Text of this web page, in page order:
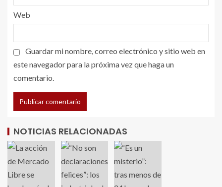
Web
Guardar mi nombre, correo electrónico y sitio web en
este navegador para la próxima vez que haga un
comentario.
NOTICIAS RELACIONADAS